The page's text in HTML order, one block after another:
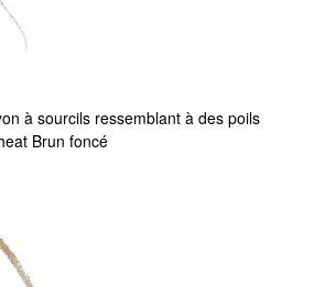
à sourcils ressemblant à des poils
Brun foncé